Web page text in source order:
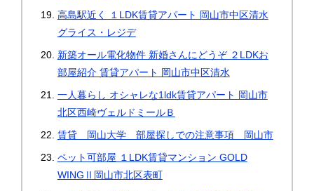
高島駅近く １LDK賃貸アパート 岡山市中区清水
グライス・レジデ
新築オール電化物件 新婚さんにどうぞ ２LDKお
部屋紹介 賃貸アパート 岡山市中区清水
一人暮らし オシャレな1ldk賃貸アパート 岡山市
北区西崎ヴェルドミールＢ
賃貸 岡山大学 部屋探しでの注意事項 岡山市
ペット可部屋 １LDK賃貸マンション GOLD
WINGⅡ岡山市北区表町